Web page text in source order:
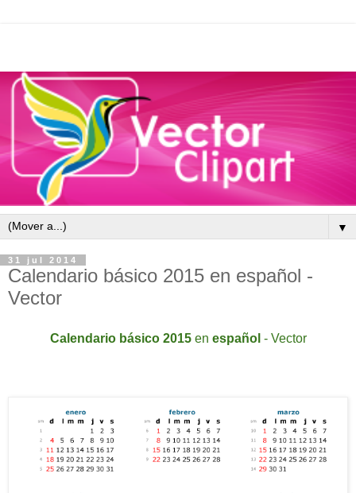
▼
31 jul 2014
Calendario básico 2015 en español -
Vector
Calendario básico 2015en español - Vector